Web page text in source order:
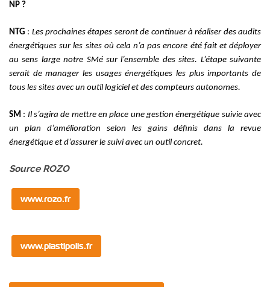
NP ?
NTG : Les prochaines étapes seront de continuer à réaliser des audits
énergétiques sur les sites où cela n’a pas encore été fait et déployer
au sens large notre SMé sur l’ensemble des sites. L’étape suivante
serait de manager les usages énergétiques les plus importants de
tous les sites avec un outil logiciel et des compteurs autonomes.
SM : Il s’agira de mettre en place une gestion énergétique suivie avec
un plan d’amélioration selon les gains définis dans la revue
énergétique et d’assurer le suivi avec un outil concret.
Source ROZO
www.rozo.fr
www.plastipolis.fr